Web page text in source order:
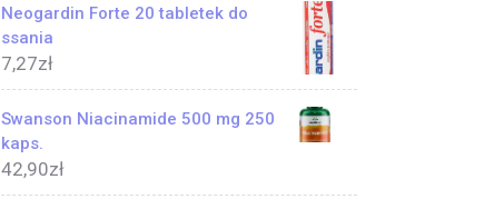
Neogardin Forte 20 tabletek do
ssania
7,27zł
Swanson Niacinamide 500 mg 250
kaps.
42,90zł